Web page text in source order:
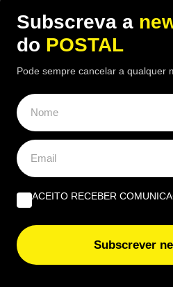
Subscreva a
do POSTAL
Pode sempre cancelar a qualquer
ACEITO RECEBER
Subscrever